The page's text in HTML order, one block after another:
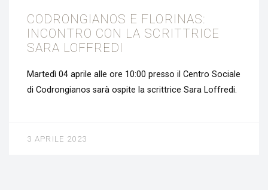
CODRONGIANOS E FLORINAS:
INCONTRO CON LA SCRITTRICE
SARA LOFFREDI
Martedì 04 aprile alle ore 10:00 presso il Centro Sociale
di Codrongianos sarà ospite la scrittrice Sara Loffredi.
3 APRILE 2023